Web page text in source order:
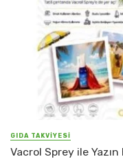
GIDA TAKVİYESİ
Vacrol Sprey ile Yazın